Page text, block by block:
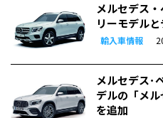
メルセデス
リーモデル
輸入車情報
メルセデス･
デルの「メル
を追加